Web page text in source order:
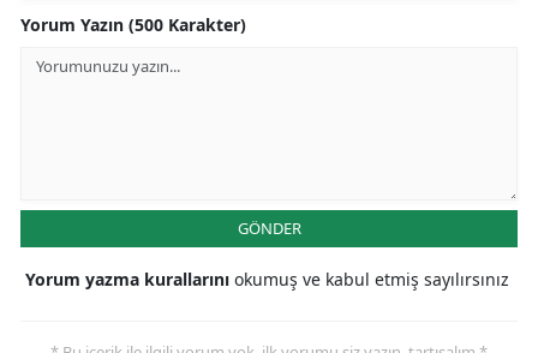
Yorum Yazın (500 Karakter)
GÖNDER
Yorum yazma kurallarını okumuş ve kabul etmiş sayılırsınız